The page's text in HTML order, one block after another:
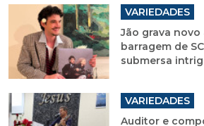
VARIEDADES
Jão grava novo
barragem de
submersa
VARIEDADES
Auditor e